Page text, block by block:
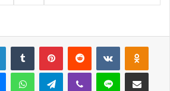
LinkedInTumblr PinterestReddit VKontakte
MessengerWhatsAppTelegramViber Line E-Posta ile